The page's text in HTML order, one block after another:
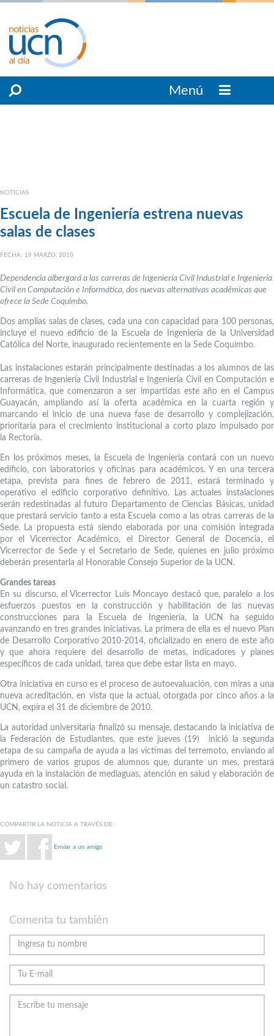
Menú
NOTICIAS
Escuela de Ingeniería estrena nuevas
salas de clases
FECHA: 19 MARZO, 2010
Dependencia albergará a las carreras de Ingeniería Civil Industrial e Ingeniería
Civil en Computación e Informática, dos nuevas alternativas académicas que
ofrece la Sede Coquimbo.
Dos amplias salas de clases, cada una con capacidad para 100 personas,
incluye el nuevo edificio de la Escuela de Ingeniería de la Universidad
Católica del Norte, inaugurado recientemente en la Sede Coquimbo.
Las instalaciones estarán principalmente destinadas a los alumnos de las
carreras de Ingeniería Civil Industrial e Ingeniería Civil en Computación e
Informática, que comenzaron a ser impartidas este año en el Campus
Guayacán, ampliando así la oferta académica en la cuarta región y
marcando el inicio de una nueva fase de desarrollo y complejización,
prioritaria para el crecimiento institucional a corto plazo impulsado por
la Rectoría.
En los próximos meses, la Escuela de Ingeniería contará con un nuevo
edificio, con laboratorios y oficinas para académicos. Y en una tercera
etapa, prevista para fines de febrero de 2011, estará terminado y
operativo el edificio corporativo definitivo. Las actuales instalaciones
serán redestinadas al futuro Departamento de Ciencias Básicas, unidad
que prestará servicio tanto a esta Escuela como a las otras carreras de la
Sede. La propuesta está siendo elaborada por una comisión integrada
por el Vicerrector Académico, el Director General de Docencia, el
Vicerrector de Sede y el Secretario de Sede, quienes en julio próximo
deberán presentarla al Honorable Consejo Superior de la UCN.
Grandes tareas
En su discurso, el Vicerrector Luis Moncayo destacó que, paralelo a los
esfuerzos puestos en la construcción y habilitación de las nuevas
construcciones para la Escuela de Ingeniería, la UCN ha seguido
avanzando en tres grandes iniciativas. La primera de ella es el nuevo Plan
de Desarrollo Corporativo 2010-2014, oficializado en enero de este año
y que ahora requiere del desarrollo de metas, indicadores y planes
específicos de cada unidad, tarea que debe estar lista en mayo.
Otra iniciativa en curso es el proceso de autoevaluación, con miras a una
nueva acreditación, en vista que la actual, otorgada por cinco años a la
UCN, expira el 31 de diciembre de 2010.
La autoridad universitaria finalizó su mensaje, destacando la iniciativa de
la Federación de Estudiantes, que este jueves (19) inició la segunda
etapa de su campaña de ayuda a las víctimas del terremoto, enviando al
primero de varios grupos de alumnos que, durante un mes, prestará
ayuda en la instalación de mediaguas, atención en salud y elaboración de
un catastro social.
COMPARTIR LA NOTICIA A TRAVÉS DE:
Enviar a un amigo
No hay comentarios
Comenta tu también